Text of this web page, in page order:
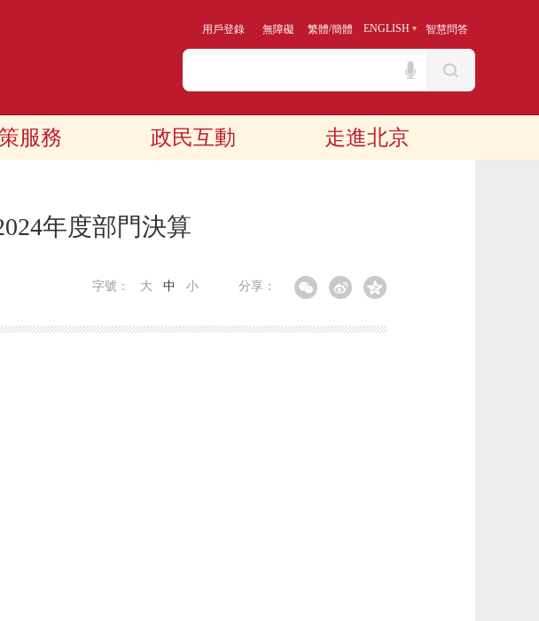
用戶登錄 無障礙 繁體/簡體 ENGLISH 智慧問答
服務 政民互動 走進北京
年度部門決算
分享：
字號： 大 中 小